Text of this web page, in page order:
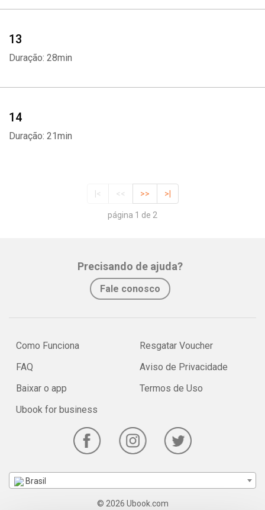
13
Duração: 28min
14
Duração: 21min
|< << >> >|
página 1 de 2
Precisando de ajuda?
Fale conosco
Como Funciona
FAQ
Baixar o app
Ubook for business
Resgatar Voucher
Aviso de Privacidade
Termos de Uso
Brasil
© 2026 Ubook.com